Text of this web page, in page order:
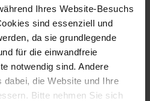
Ihres Website-Besuchs
sind essenziell und
da sie grundlegende
für die einwandfreie
notwendig sind. Andere
die Website und Ihre
Bitte nehmen Sie sich
frei gestalten? Du musst dich
Zugunsten deiner Work-Life-
aus dem Homeoffice zu